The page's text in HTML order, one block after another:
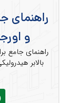
راهنمای
و
راهنمای جامع
بالابر